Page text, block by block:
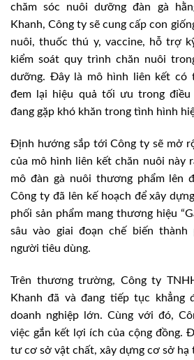
chăm sóc nuôi dưỡng đàn gà
Khanh, Công ty sẽ cung cấp con
nuôi, thuốc thú y, vaccine, hỗ trợ
kiểm soát quy trình chăn nuôi
dưỡng. Đây là mô hình liên kết có
đem lại hiệu quả tối ưu trong điều
đang gặp khó khăn trong tình hình
Định hướng sắp tới Công ty sẽ mở
của mô hình liên kết chăn nuôi này
mô đàn gà nuôi thương phẩm lên
Công ty đã lên kế hoạch để xây
phối sản phẩm mang thương hiệu
sâu vào giai đoạn chế biến thành
người tiêu dùng.
Trên thương trường, Công ty
Khanh đã và đang tiếp tục
doanh nghiệp lớn. Cùng với đó,
việc gắn kết lợi ích của cộng đồng.
tư cơ sở vật chất, xây dựng cơ sở hạ